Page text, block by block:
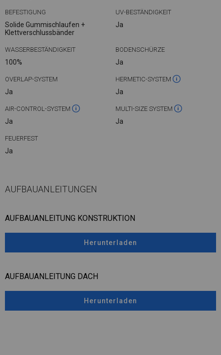
BEFESTIGUNG
Solide Gummischlaufen +
Klettverschlussbänder
UV-BESTÄNDIGKEIT
Ja
WASSERBESTÄNDIGKEIT
100%
BODENSCHÜRZE
Ja
OVERLAP-SYSTEM
Ja
HERMETIC-SYSTEM
Ja
AIR-CONTROL-SYSTEM
Ja
MULTI-SIZE SYSTEM
Ja
FEUERFEST
Ja
AUFBAUANLEITUNGEN
AUFBAUANLEITUNG KONSTRUKTION
Herunterladen
AUFBAUANLEITUNG DACH
Herunterladen